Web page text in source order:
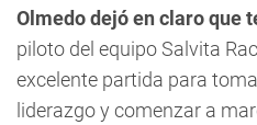
Olmedo dejó en claro que
piloto del equipo Salvita
excelente partida para
liderazgo y comenzar a